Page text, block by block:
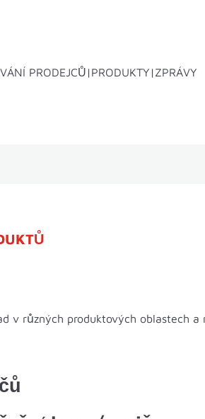
PRODEJCŮ PRODUKTY ZPRÁVY
v různých produktových oblastech